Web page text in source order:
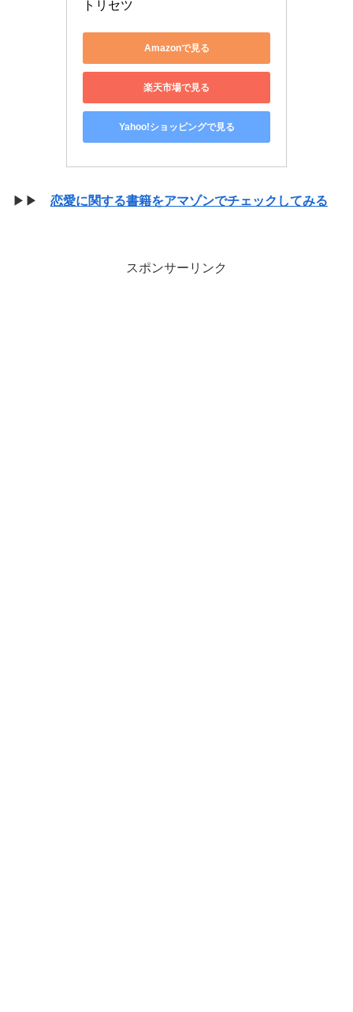
トリセツ
Amazonで見る
楽天市場で見る
Yahoo!ショッピングで見る
▶▶ 恋愛に関する書籍をアマゾンでチェックしてみる
スポンサーリンク